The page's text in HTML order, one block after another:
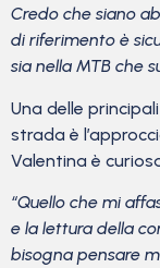
Credo che siano
di riferimento è
sia nella MTB che
Una delle
strada è
Valentina è
“Quello che mi
e la lettura della
bisogna pensare